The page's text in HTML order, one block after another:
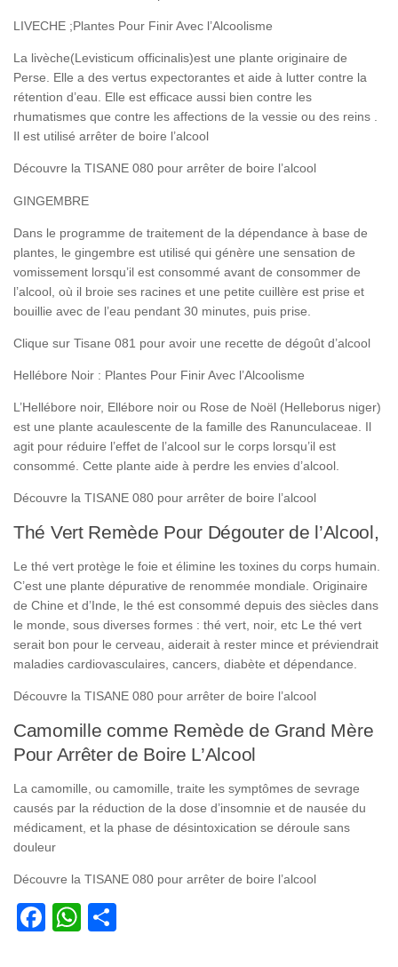
LIVECHE ;Plantes Pour Finir Avec l’Alcoolisme
La livèche(Levisticum officinalis)est une plante originaire de
Perse. Elle a des vertus expectorantes et aide à lutter contre la
rétention d’eau. Elle est efficace aussi bien contre les
rhumatismes que contre les affections de la vessie ou des reins .
Il est utilisé arrêter de boire l’alcool
Découvre la TISANE 080 pour arrêter de boire l’alcool
GINGEMBRE
Dans le programme de traitement de la dépendance à base de
plantes, le gingembre est utilisé qui génère une sensation de
vomissement lorsqu’il est consommé avant de consommer de
l’alcool, où il broie ses racines et une petite cuillère est prise et
bouillie avec de l’eau pendant 30 minutes, puis prise.
Clique sur Tisane 081 pour avoir une recette de dégoût d’alcool
Hellébore Noir : Plantes Pour Finir Avec l’Alcoolisme
L’Hellébore noir, Ellébore noir ou Rose de Noël (Helleborus niger)
est une plante acaulescente de la famille des Ranunculaceae. Il
agit pour réduire l’effet de l’alcool sur le corps lorsqu’il est
consommé. Cette plante aide à perdre les envies d’alcool.
Découvre la TISANE 080 pour arrêter de boire l’alcool
Thé Vert Remède Pour Dégouter de l’Alcool,
Le thé vert protège le foie et élimine les toxines du corps humain.
C’est une plante dépurative de renommée mondiale. Originaire
de Chine et d’Inde, le thé est consommé depuis des siècles dans
le monde, sous diverses formes : thé vert, noir, etc Le thé vert
serait bon pour le cerveau, aiderait à rester mince et préviendrait
maladies cardiovasculaires, cancers, diabète et dépendance.
Découvre la TISANE 080 pour arrêter de boire l’alcool
Camomille comme Remède de Grand Mère
Pour Arrêter de Boire L’Alcool
La camomille, ou camomille, traite les symptômes de sevrage
causés par la réduction de la dose d’insomnie et de nausée du
médicament, et la phase de désintoxication se déroule sans
douleur
Découvre la TISANE 080 pour arrêter de boire l’alcool
Facebook
WhatsApp